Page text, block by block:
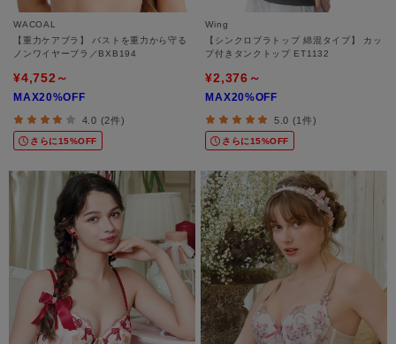
WACOAL
【重力ケアブラ】 バストを重力から守る
ノンワイヤーブラ／BXB194
¥4,752～
MAX20%OFF
4.0 (2件)
さらに15%OFF
Wing
【シンクロブラトップ 綿混タイプ】 カッ
プ付きタンクトップ ET1132
¥2,376～
MAX20%OFF
5.0 (1件)
さらに15%OFF